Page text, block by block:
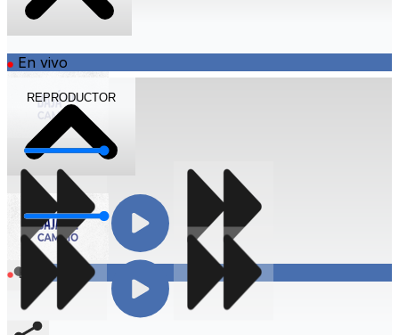
En vivo
Volumen
Compartir
REPRODUCTOR
En vivo
Volumen
Compartir